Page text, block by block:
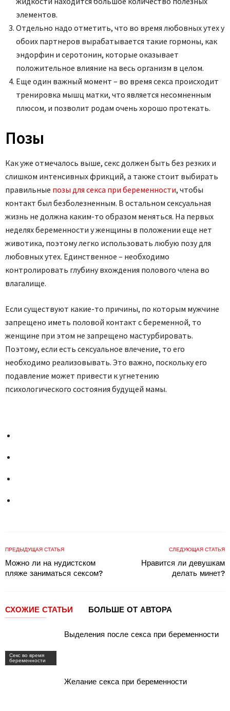
элементов.
Отдельно надо отметить, что во время любовных утех у
обоих партнеров вырабатывается такие гормоны, как
эндорфин и серотонин, которые оказывает
положительное влияние на весь организм в целом.
Еще один важный момент – во время секса происходит
тренировка мышц матки, что является несомненным
плюсом, и позволит родам очень хорошо протекать.
Позы
Как уже отмечалось выше, секс должен быть без резких и
слишком интенсивных фрикций, а также стоит выбирать
правильные позы для секса при беременности, чтобы
контакт был безболезненным. В остальном сексуальная
жизнь не должна каким-то образом меняться. На первых
неделях беременности у женщины в положении еще нет
животика, поэтому легко использовать любую позу для
любовных утех. Единственное – необходимо
контролировать глубину вхождения полового члена во
влагалище.
Если существуют какие-то причины, по которым мужчине
запрещено иметь половой контакт с беременной, то
женщине при этом не запрещено мастурбировать.
Поэтому, если есть сексуальное влечение, то его
необходимо реализовывать. Это важно, поскольку его
подавление может привести к угнетению
психологического состояния будущей мамы.
ПРЕДЫДУЩАЯ СТАТЬЯ
Можно ли на нудистском
пляже заниматься сексом?
СЛЕДУЮЩАЯ СТАТЬЯ
Нравится ли девушкам
делать минет?
СХОЖИЕ СТАТЬИ БОЛЬШЕ ОТ АВТОРА
Секс во время
беременности
Выделения после секса при беременности
Желание секса при беременности